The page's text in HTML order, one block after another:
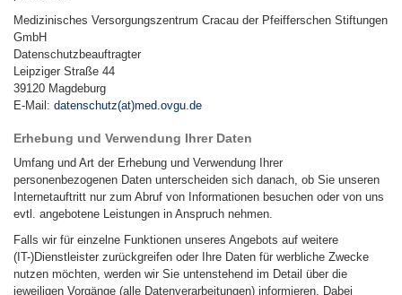
Medizinisches Versorgungszentrum Cracau der Pfeifferschen Stiftungen
GmbH
Datenschutzbeauftragter
Leipziger Straße 44
39120 Magdeburg
E-Mail: datenschutz(at)med.ovgu.de
Erhebung und Verwendung Ihrer Daten
Umfang und Art der Erhebung und Verwendung Ihrer
personenbezogenen Daten unterscheiden sich danach, ob Sie unseren
Internetauftritt nur zum Abruf von Informationen besuchen oder von uns
evtl. angebotene Leistungen in Anspruch nehmen.
Falls wir für einzelne Funktionen unseres Angebots auf weitere
(IT-)Dienstleister zurückgreifen oder Ihre Daten für werbliche Zwecke
nutzen möchten, werden wir Sie untenstehend im Detail über die
jeweiligen Vorgänge (alle Datenverarbeitungen) informieren. Dabei